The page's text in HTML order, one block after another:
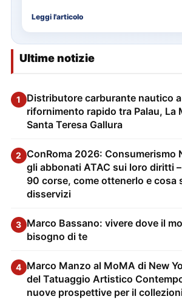
Leggi l'articolo
Ultime notizie
1
Distributore carburante nautico
rifornimento rapido tra Palau, La
Santa Teresa Gallura
2 ConRoma 2026: Consumerismo
gli abbonati ATAC sui loro diritti
90 corse, come ottenerlo e cosa
disservizi
3 Marco Bassano: vivere dove il
bisogno di te
4 Marco Manzo al MoMA di New
del Tatuaggio Artistico
nuove prospettive per il